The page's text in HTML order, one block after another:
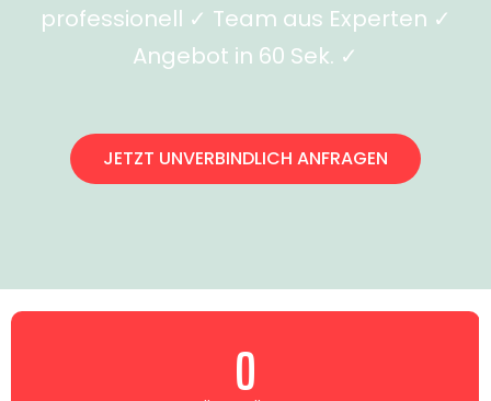
professionell ✓ Team aus Experten ✓
Angebot in 60 Sek. ✓
JETZT UNVERBINDLICH ANFRAGEN
0